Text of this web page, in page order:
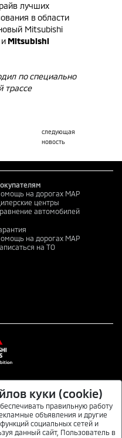
лучших
в области
Mitsubishi
и Mitsubishi
по специально
трассе
следующая
новость
на дорогах MAP
центры
автомобилей
на дорогах MAP
на ТО
характер и не является публичной
куки (cookie)
правильную работу
объявления и другие
социальных сетей и
данный сайт, Пользователь в